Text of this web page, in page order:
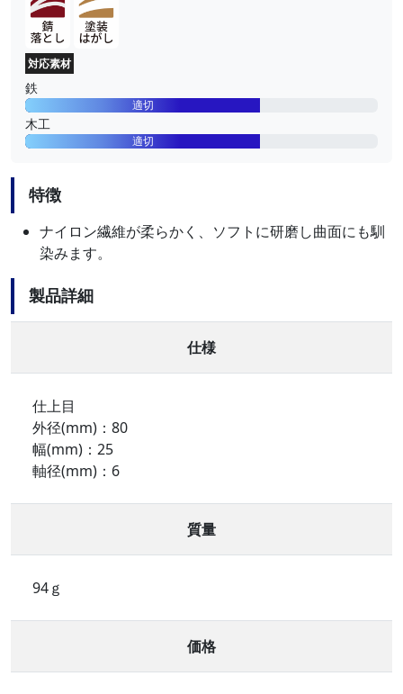
対応素材
鉄
適切
木工
適切
特徴
ナイロン繊維が柔らかく、ソフトに研磨し曲面にも馴
染みます。
製品詳細
仕様
仕上目
外径(mm)：80
幅(mm)：25
軸径(mm)：6
質量
94ｇ
価格